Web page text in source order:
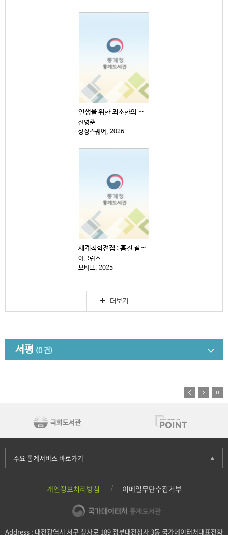
인생을 위한 최소한의 생각
신영준
상상스퀘어, 2026
세계척학전집 : 훔친 철학 편
이클립스
모티브, 2025
더보기
서평 (0 건)
개인정보처리방침 이메일무단수집거부
Address : 대전광역시 서구 청사로 189 정부대전청사 3동 국가데이터처대표전화
주요 통계서비스 바로가기